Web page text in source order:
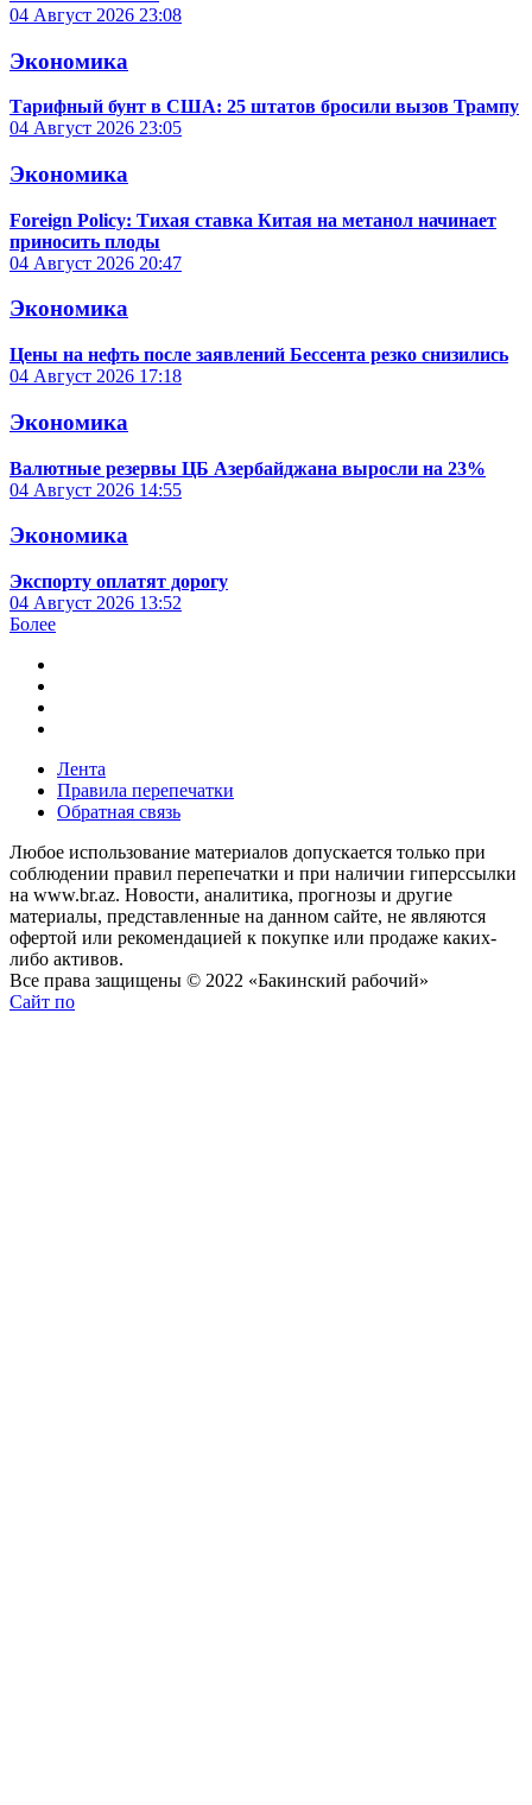
04 Август 2026 23:08
Экономика
Тарифный бунт в США: 25 штатов бросили вызов Трампу
04 Август 2026 23:05
Экономика
Foreign Policy: Тихая ставка Китая на метанол начинает
приносить плоды
04 Август 2026 20:47
Экономика
Цены на нефть после заявлений Бессента резко снизились
04 Август 2026 17:18
Экономика
Валютные резервы ЦБ Азербайджана выросли на 23%
04 Август 2026 14:55
Экономика
Экспорту оплатят дорогу
04 Август 2026 13:52
Более
Лента
Правила перепечатки
Обратная связь
Любое использование материалов допускается только при
соблюдении правил перепечатки и при наличии гиперссылки
на www.br.az. Новости, аналитика, прогнозы и другие
материалы, представленные на данном сайте, не являются
офертой или рекомендацией к покупке или продаже каких-
либо активов.
Все права защищены © 2022 «Бакинский рабочий»
Сайт по